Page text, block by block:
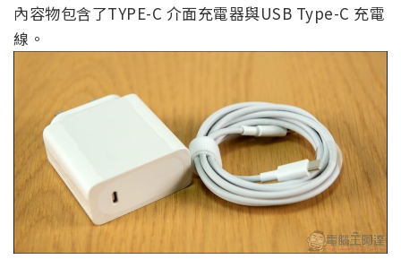
內容物包含了TYPE-C 介面充電器與USB Type-C 充電
線。